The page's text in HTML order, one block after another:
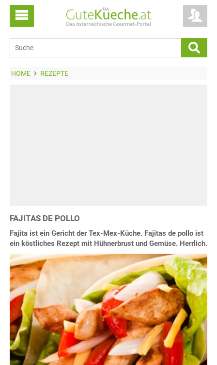
HOME REZEPTE
FAJITAS DE POLLO
Fajita ist ein Gericht der Tex-Mex-Küche. Fajitas de pollo ist
ein köstliches Rezept mit Hühnerbrust und Gemüse. Herrlich.